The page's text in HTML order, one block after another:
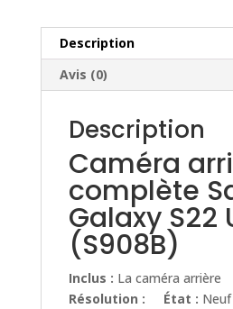
Description
Avis (0)
Description
Caméra
complète
Galaxy S22
(S908B)
Inclus : La caméra arrière
Résolution :
État : Neuf